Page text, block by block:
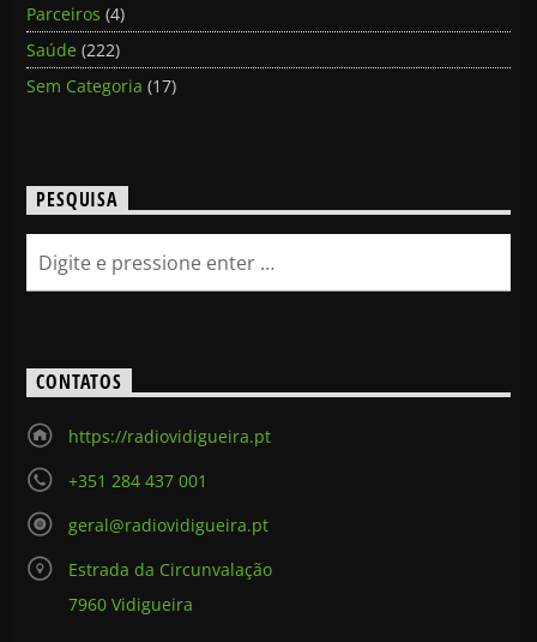
Parceiros (4)
Saúde (222)
Sem Categoria (17)
PESQUISA
CONTATOS
https://radiovidigueira.pt
+351 284 437 001
geral@radiovidigueira.pt
Estrada da Circunvalação
7960 Vidigueira